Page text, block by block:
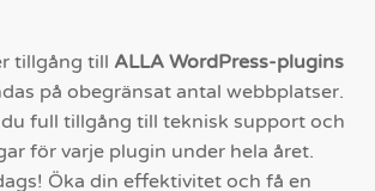
tillgång till ALLA WordPress-plugins
på obegränsat antal webbplatser.
full tillgång till teknisk support och
för varje plugin under hela året.
Öka din effektivitet och få en